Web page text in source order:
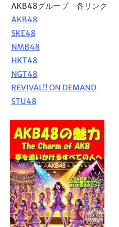
AKB48グループ 各リンク
AKB48
SKE48
NMB48
HKT48
NGT48
REVIVAL!! ON DEMAND
STU48